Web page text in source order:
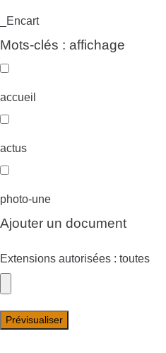
_Encart
Mots-clés : affichage
accueil
actus
photo-une
Ajouter un document
Extensions autorisées : toutes